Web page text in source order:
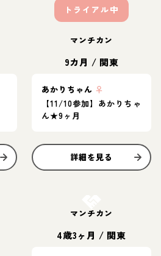
トライアル中
マンチカン
9カ月 / 関東
あかりちゃん ♀
【11/10参加】あかりちゃ
ん★9ヶ月
詳細を見る
マンチカン
4歳3ヶ月 / 関東